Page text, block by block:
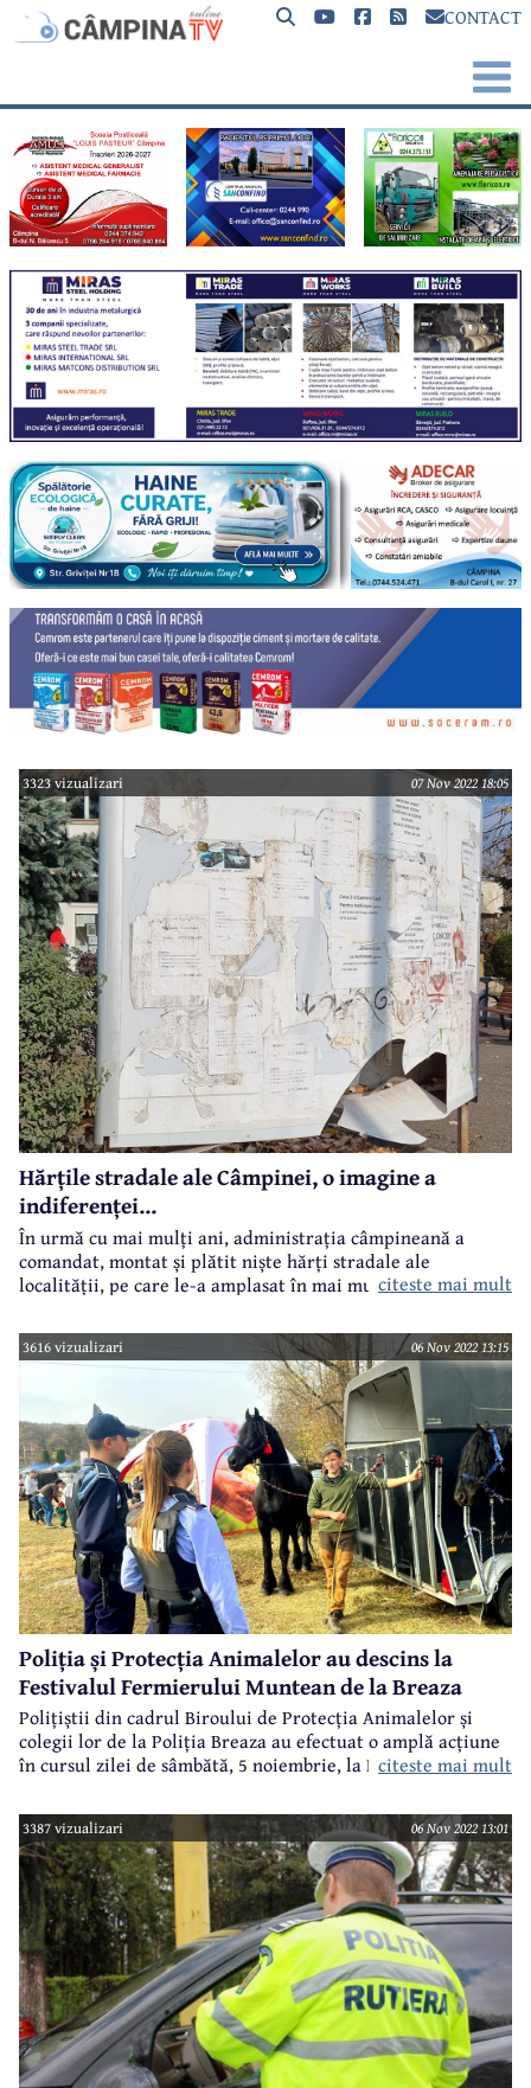
CONTACT
3323 vizualizari 07 Nov 2022 18:05
Hărțile stradale ale Câmpinei, o imagine a
indiferenței...
În urmă cu mai mulți ani, administrația câmpineană a
comandat, montat și plătit niște hărți stradale ale
localității, pe care le-a amplasat în mai multe puncte de
Casei de Pensii, la intersecția Bulevardului Nicolae Bălcescu
cu Strada Orizontului.
citeste mai mult
3616 vizualizari 06 Nov 2022 13:15
Poliția și Protecția Animalelor au descins la
Festivalul Fermierului Muntean de la Breaza
Polițiștii din cadrul Biroului de Protecția Animalelor și
colegii lor de la Poliția Breaza au efectuat o amplă acțiune
în cursul zilei de sâmbătă, 5 noiembrie, la Festivalul
Podu Vadului.
citeste mai mult
3387 vizualizari 06 Nov 2022 13:01